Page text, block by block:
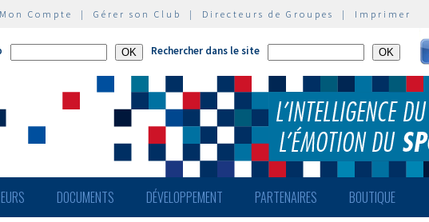
Mon Compte | Gérer son Club | Directeurs de Groupes | Imprimer
Rechercher dans le site
DOCUMENTS DÉVELOPPEMENT PARTENAIRES BOUTIQUE